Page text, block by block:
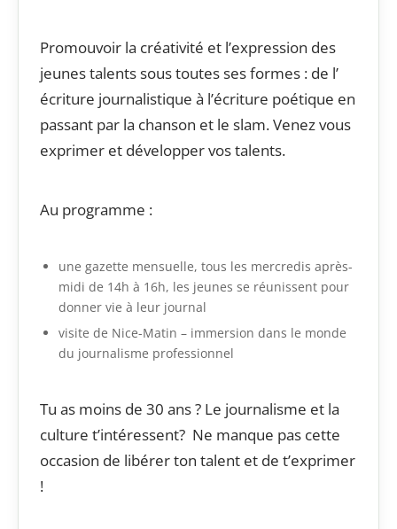
Promouvoir la créativité et l’expression des
jeunes talents sous toutes ses formes : de l’
écriture journalistique à l’écriture poétique en
passant par la chanson et le slam. Venez vous
exprimer et développer vos talents.
Au programme :
une gazette mensuelle, tous les mercredis après-
midi de 14h à 16h, les jeunes se réunissent pour
donner vie à leur journal
visite de Nice-Matin – immersion dans le monde
du journalisme professionnel
Tu as moins de 30 ans ? Le journalisme et la
culture t’intéressent? Ne manque pas cette
occasion de libérer ton talent et de t’exprimer
!